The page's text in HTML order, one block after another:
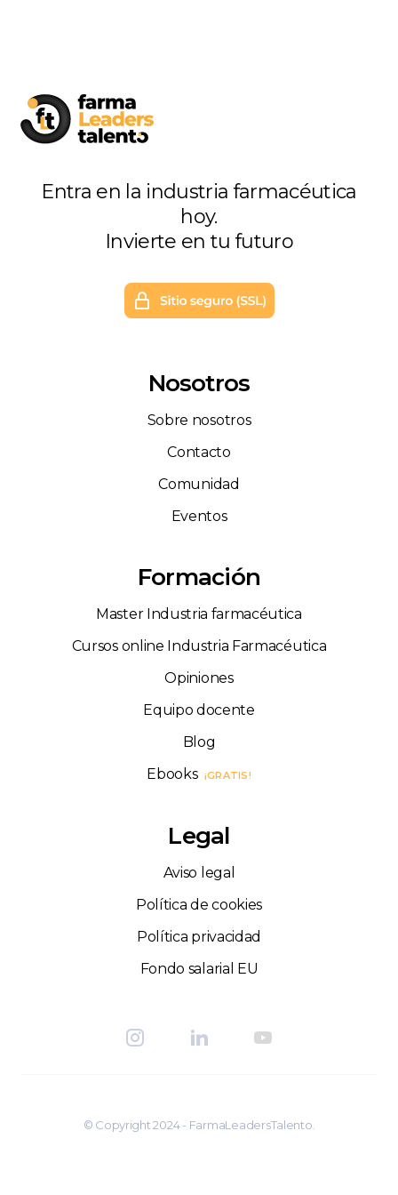
Entra en la industria farmacéutica
hoy.
Invierte en tu futuro
Nosotros
Sobre nosotros
Contacto
Comunidad
Eventos
Formación
Master Industria farmacéutica
Cursos online Industria Farmacéutica
Opiniones
Equipo docente
Blog
Ebooks ¡GRATIS!
Legal
Aviso legal
Política de cookies
Política privacidad
Fondo salarial EU
© Copyright 2024 - FarmaLeadersTalento.